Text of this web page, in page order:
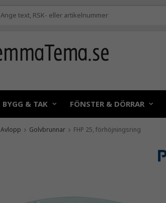
BYGG & TAK FÖNSTER & DÖRRAR
Avlopp Golvbrunnar FHP 25, förhöjningsring